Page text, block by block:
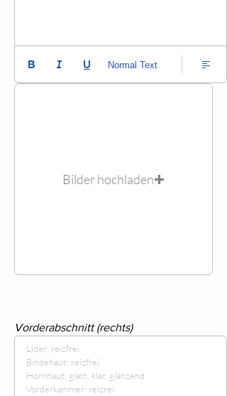
Normal Text
Bilder hochladen
Vorderabschnitt (rechts)
Lider: reizfrei
Bindehaut: reizfrei
Hornhaut: glatt, klar, glänzend
Vorderkammer: reizrei